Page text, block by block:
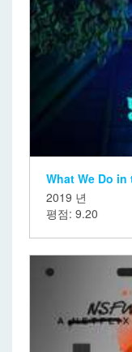
What We Do
2019 년
평점: 9.20